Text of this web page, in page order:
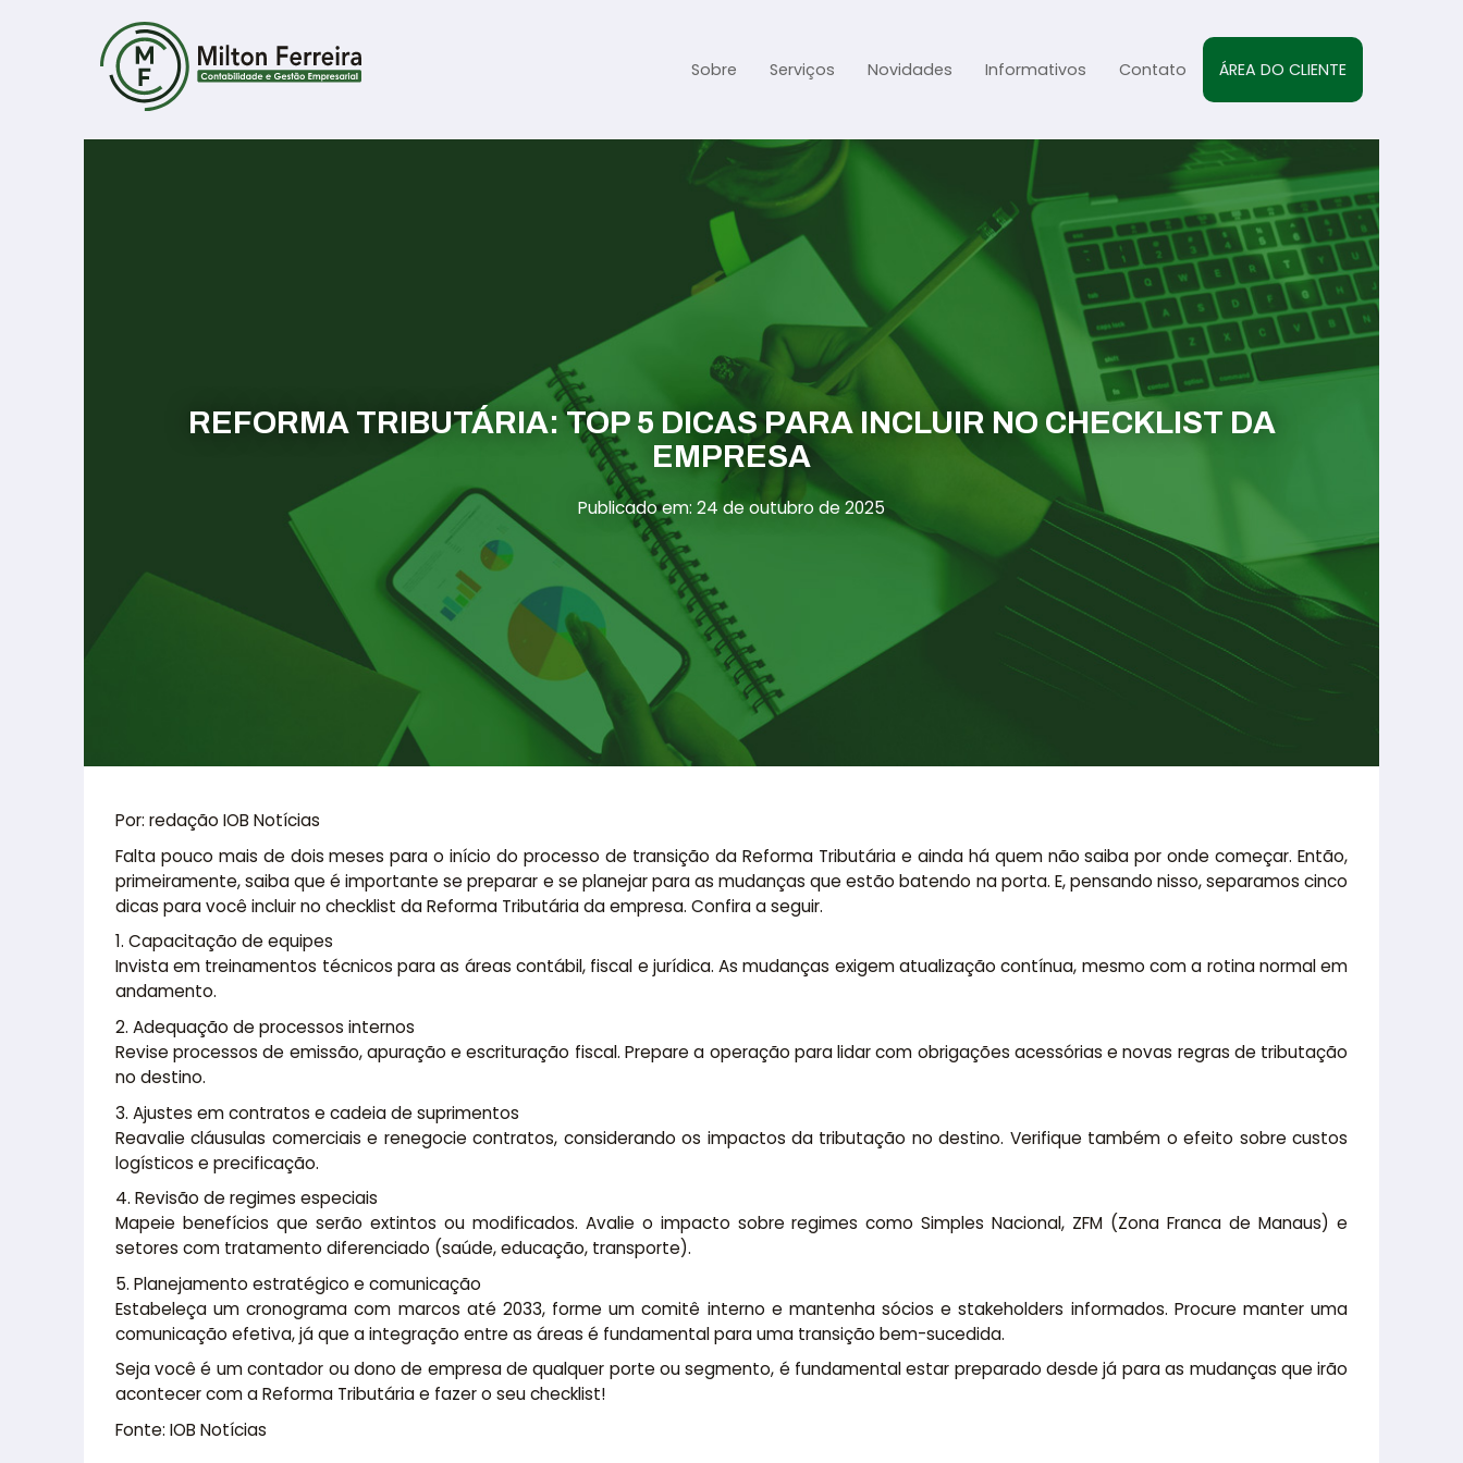
Sobre Serviços
Gestão Contábil
Gestão Tributária e Fiscal
Previdenciária Trabalhista
Abertura de Empresas
Assessoria jurídica
Novidades Informativos Contato ÁREA DO CLIENTE
REFORMA TRIBUTÁRIA: TOP 5 DICAS PARA INCLUIR NO CHECKLIST DA
EMPRESA
Publicado em: 24 de outubro de 2025
Por: redação IOB Notícias
Falta pouco mais de dois meses para o início do processo de transição da Reforma Tributária e ainda há quem não saiba por onde começar. Então,
primeiramente, saiba que é importante se preparar e se planejar para as mudanças que estão batendo na porta. E, pensando nisso, separamos cinco
dicas para você incluir no checklist da Reforma Tributária da empresa. Confira a seguir.
1. Capacitação de equipes
Invista em treinamentos técnicos para as áreas contábil, fiscal e jurídica. As mudanças exigem atualização contínua, mesmo com a rotina normal em
andamento.
2. Adequação de processos internos
Revise processos de emissão, apuração e escrituração fiscal. Prepare a operação para lidar com obrigações acessórias e novas regras de tributação
no destino.
3. Ajustes em contratos e cadeia de suprimentos
Reavalie cláusulas comerciais e renegocie contratos, considerando os impactos da tributação no destino. Verifique também o efeito sobre custos
logísticos e precificação.
4. Revisão de regimes especiais
Mapeie benefícios que serão extintos ou modificados. Avalie o impacto sobre regimes como Simples Nacional, ZFM (Zona Franca de Manaus) e
setores com tratamento diferenciado (saúde, educação, transporte).
5. Planejamento estratégico e comunicação
Estabeleça um cronograma com marcos até 2033, forme um comitê interno e mantenha sócios e stakeholders informados. Procure manter uma
comunicação efetiva, já que a integração entre as áreas é fundamental para uma transição bem-sucedida.
Seja você é um contador ou dono de empresa de qualquer porte ou segmento, é fundamental estar preparado desde já para as mudanças que irão
acontecer com a Reforma Tributária e fazer o seu checklist!
Fonte: IOB Notícias